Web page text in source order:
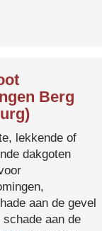
Berg
lekkende of
dakgoten
aan de gevel
aan de